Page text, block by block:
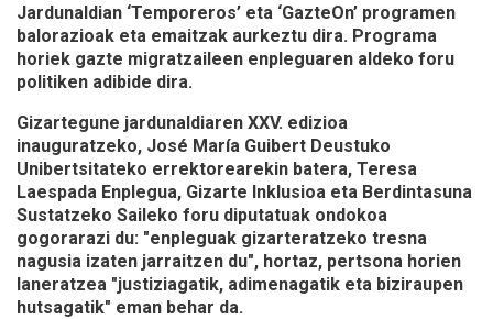
Jardunaldian ‘Temporeros’ eta ‘GazteOn’ programen
balorazioak eta emaitzak aurkeztu dira. Programa
horiek gazte migratzaileen enpleguaren aldeko foru
politiken adibide dira.
Gizartegune jardunaldiaren XXV. edizioa
inauguratzeko, José María Guibert Deustuko
Unibertsitateko errektorearekin batera, Teresa
Laespada Enplegua, Gizarte Inklusioa eta Berdintasuna
Sustatzeko Saileko foru diputatuak ondokoa
gogorarazi du: "enpleguak gizarteratzeko tresna
nagusia izaten jarraitzen du", hortaz, pertsona horien
laneratzea "justiziagatik, adimenagatik eta biziraupen
hutsagatik" eman behar da.